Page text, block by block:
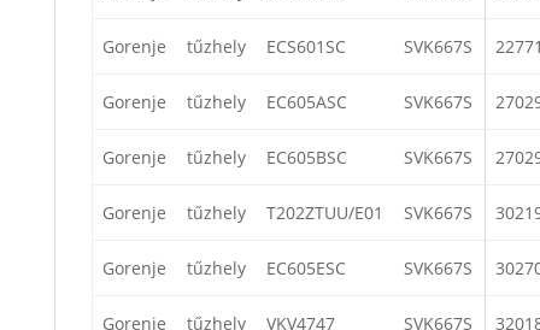
Gorenje tűzhely ECS601SC SVK667S
Gorenje tűzhely EC605ASC SVK667S
Gorenje tűzhely EC605BSC SVK667S
Gorenje tűzhely T202ZTUU/E01 SVK667S
Gorenje tűzhely EC605ESC SVK667S
Gorenje tűzhely VKV4747 SVK667S